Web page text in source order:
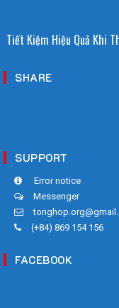
Tiết Kiệm Hiệu Quả Khi
SHARE
SUPPORT
Error notice
Messenger
(+84) 869 154 156
FACEBOOK